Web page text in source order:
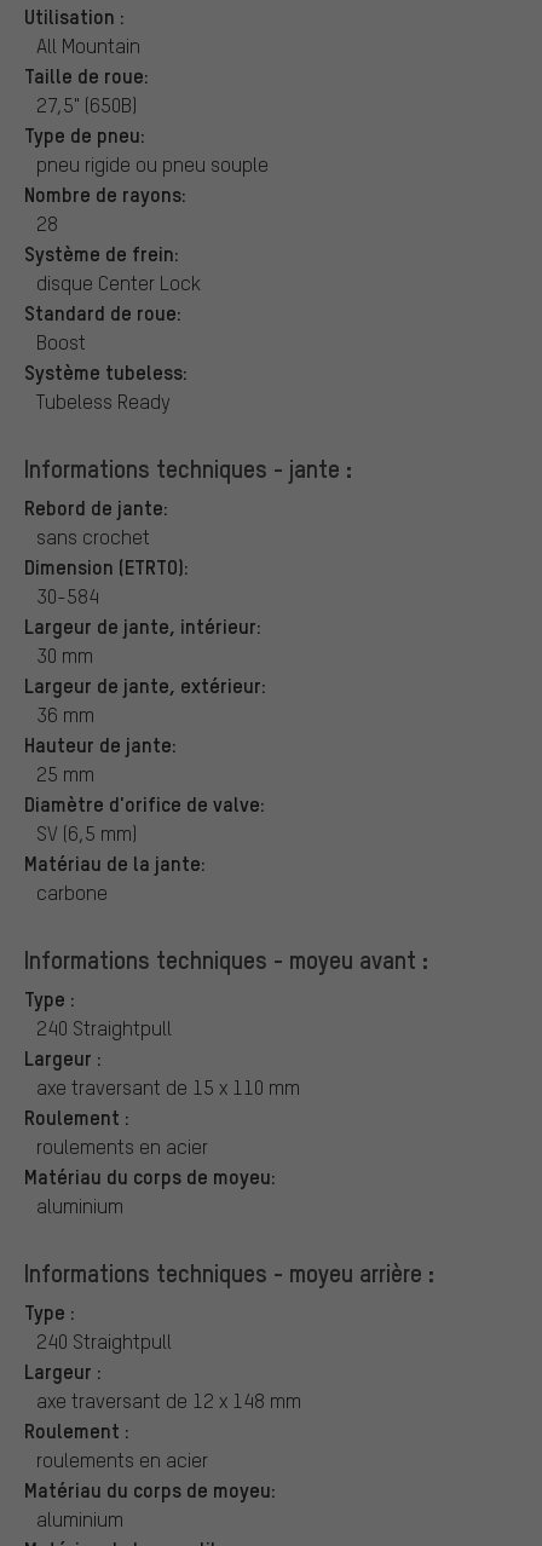
Utilisation :
All Mountain
Taille de roue:
27,5" (650B)
Type de pneu:
pneu rigide ou pneu souple
Nombre de rayons:
28
Système de frein:
disque Center Lock
Standard de roue:
Boost
Système tubeless:
Tubeless Ready
Informations techniques - jante :
Rebord de jante:
sans crochet
Dimension (ETRTO):
30-584
Largeur de jante, intérieur:
30 mm
Largeur de jante, extérieur:
36 mm
Hauteur de jante:
25 mm
Diamètre d'orifice de valve:
SV (6,5 mm)
Matériau de la jante:
carbone
Informations techniques - moyeu avant :
Type :
240 Straightpull
Largeur :
axe traversant de 15 x 110 mm
Roulement :
roulements en acier
Matériau du corps de moyeu:
aluminium
Informations techniques - moyeu arrière :
Type :
240 Straightpull
Largeur :
axe traversant de 12 x 148 mm
Roulement :
roulements en acier
Matériau du corps de moyeu:
aluminium